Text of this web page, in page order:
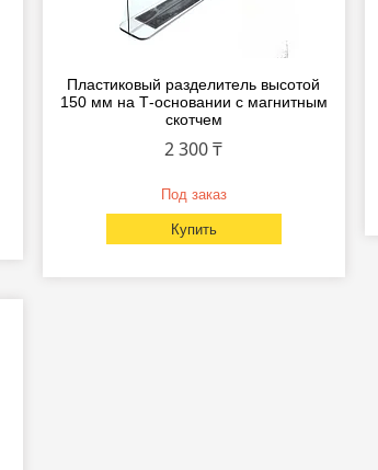
Пластиковый разделитель высотой
150 мм на Т-основании c магнитным
скотчем
2 300 ₸
Под заказ
Купить